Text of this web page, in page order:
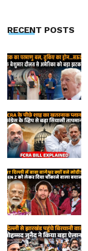
RECENT POSTS